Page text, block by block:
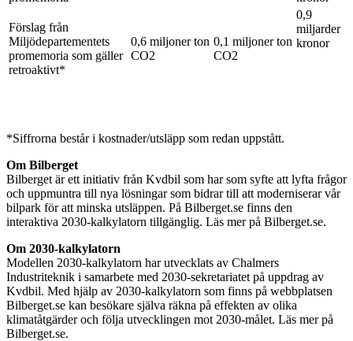
Förslag från
Miljödepartementets
promemoria som gäller
retroaktivt*
0,6 miljoner ton
CO2
0,1 miljoner ton
CO2
0,9
miljarder
kronor
*Siffrorna består i kostnader/utsläpp som redan uppstått.
Om Bilberget
Bilberget är ett initiativ från Kvdbil som har som syfte att lyfta frågor
och uppmuntra till nya lösningar som bidrar till att moderniserar vår
bilpark för att minska utsläppen. På Bilberget.se finns den
interaktiva 2030-kalkylatorn tillgänglig. Läs mer på Bilberget.se.
Om 2030-kalkylatorn
Modellen 2030-kalkylatorn har utvecklats av Chalmers
Industriteknik i samarbete med 2030-sekretariatet på uppdrag av
Kvdbil. Med hjälp av 2030-kalkylatorn som finns på webbplatsen
Bilberget.se kan besökare själva räkna på effekten av olika
klimatåtgärder och följa utvecklingen mot 2030-målet. Läs mer på
Bilberget.se.